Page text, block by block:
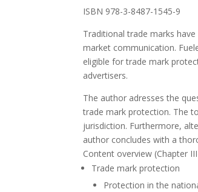
ISBN 978-3-8487-1545-9
Traditional trade marks
market communication.
eligible for trade mark
advertisers.
The author adresses the
trade mark protection. The
jurisdiction. Furthermore,
author concludes with a
Content overview (Chapter
Trade mark protection
Protection in the